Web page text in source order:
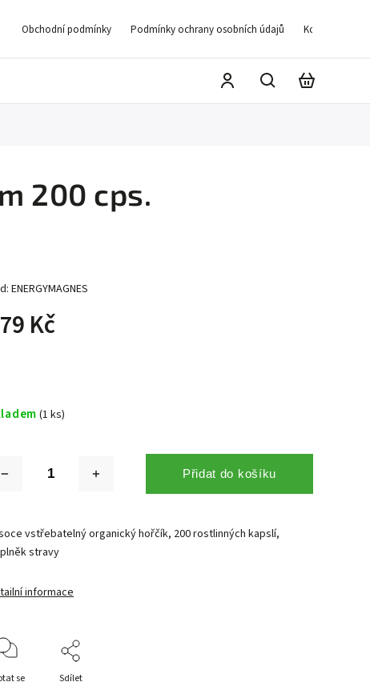
Obchodní podmínky Podmínky ochrany osobních údajů Kontakty
200 cps.
ENERGYMAGNES
Kč
(1 ks)
Přidat do košíku
vstřebatelný organický hořčík, 200 rostlinných kapslí,
stravy
informace
se Sdílet